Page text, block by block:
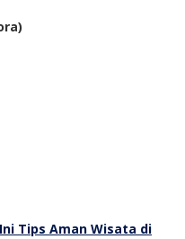
Tips Aman Wisata di